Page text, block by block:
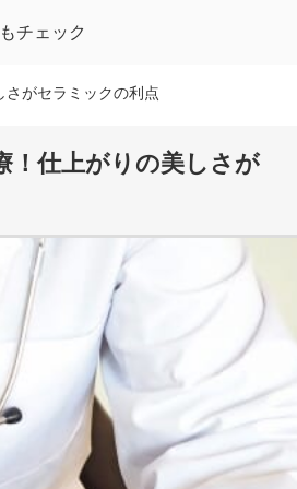
チェック
がセラミックの利点
！仕上がりの美しさが